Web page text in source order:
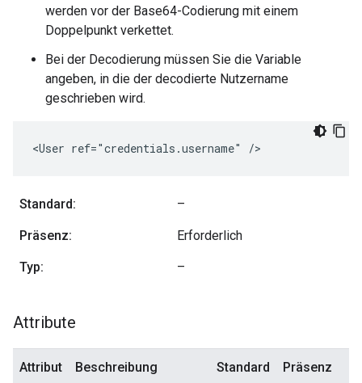
werden vor der Base64-Codierung mit einem
Doppelpunkt verkettet.
Bei der Decodierung müssen Sie die Variable
angeben, in die der decodierte Nutzername
geschrieben wird.
<User ref="credentials.username" />
Standard: –
Präsenz: Erforderlich
Typ: –
Attribute
Attribut Beschreibung Standard Präsenz